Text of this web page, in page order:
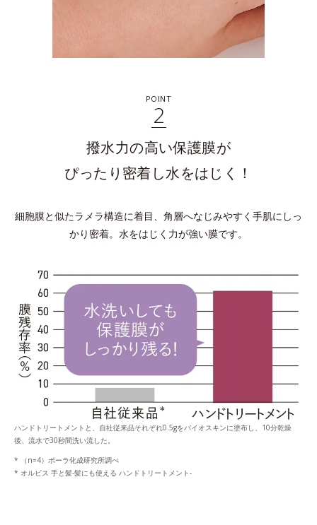
POINT
2
撥水力の高い保護膜が
ぴったり密着し水をはじく！
細胞膜と似たラメラ構造に着目、角層へなじみやすく手肌にしっ
かり密着。水をはじく力が強い膜です。
ハンドトリートメントと、自社従来品それぞれ0.5gをバイオスキンに塗布し、10分乾燥
後、流水で30秒間洗い流した。
* （n=4）ポーラ化成研究所調べ
* オルビス 手と髪-髪にも使える ハンドトリートメント-